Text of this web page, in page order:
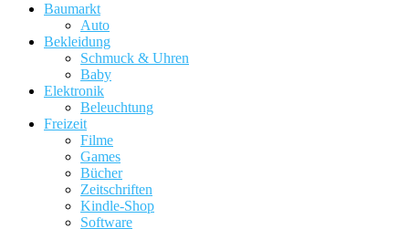
Baumarkt
Auto
Bekleidung
Schmuck & Uhren
Baby
Elektronik
Beleuchtung
Freizeit
Filme
Games
Bücher
Zeitschriften
Kindle-Shop
Software